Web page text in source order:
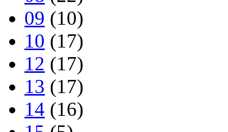
09 (10)
10 (17)
12 (17)
13 (17)
14 (16)